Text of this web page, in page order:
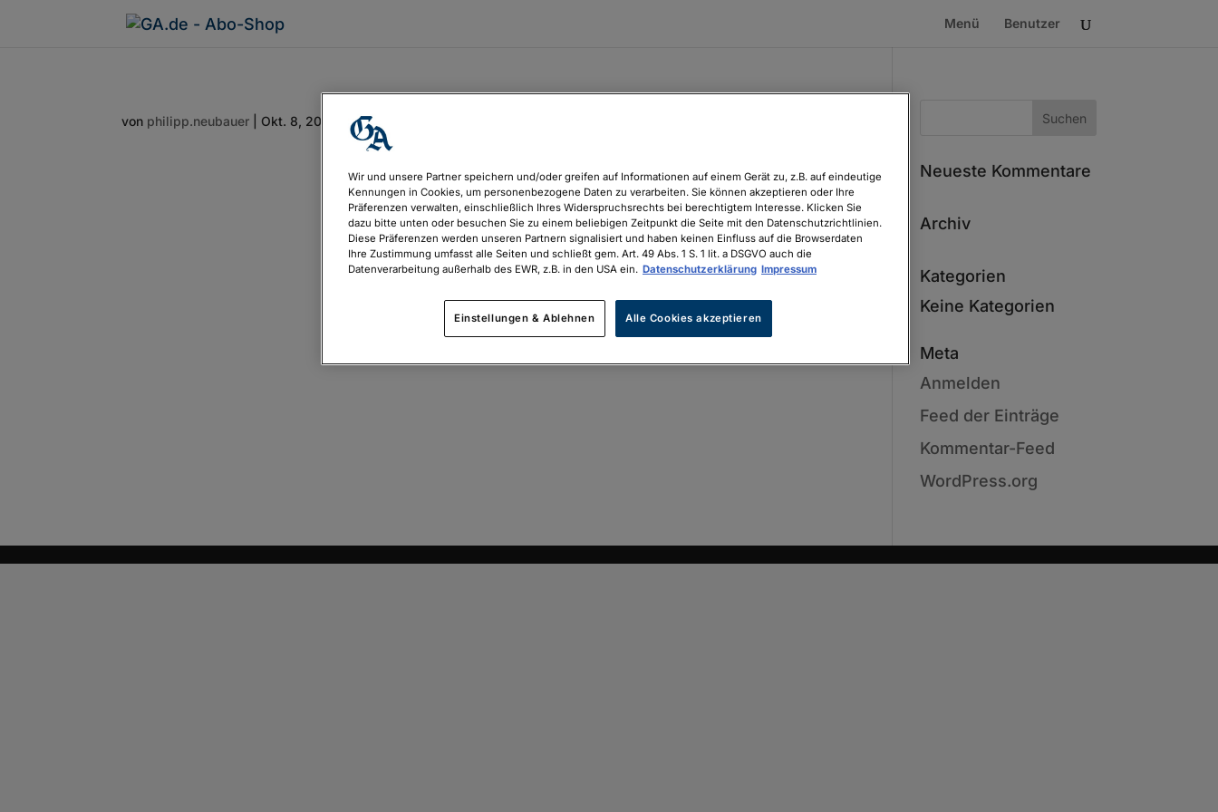
Menü Benutzer
von philipp.neubauer Okt. 8, 2021
Neueste Kommentare
Archiv
Kategorien
Keine Kategorien
Meta
Anmelden
Feed der Einträge
Kommentar-Feed
WordPress.org
Wir und unsere Partner speichern und/oder greifen auf Informationen auf einem Gerät zu, z.B. auf eindeutige
Kennungen in Cookies, um personenbezogene Daten zu verarbeiten. Sie können akzeptieren oder Ihre
Präferenzen verwalten, einschließlich Ihres Widerspruchsrechts bei berechtigtem Interesse. Klicken Sie
dazu bitte unten oder besuchen Sie zu einem beliebigen Zeitpunkt die Seite mit den Datenschutzrichtlinien.
Diese Präferenzen werden unseren Partnern signalisiert und haben keinen Einfluss auf die Browserdaten
Ihre Zustimmung umfasst alle Seiten und schließt gem. Art. 49 Abs. 1 S. 1 lit. a DSGVO auch die
Datenverarbeitung außerhalb des EWR, z.B. in den USA ein. Datenschutzerklärung Impressum
Einstellungen & Ablehnen Alle Cookies akzeptieren